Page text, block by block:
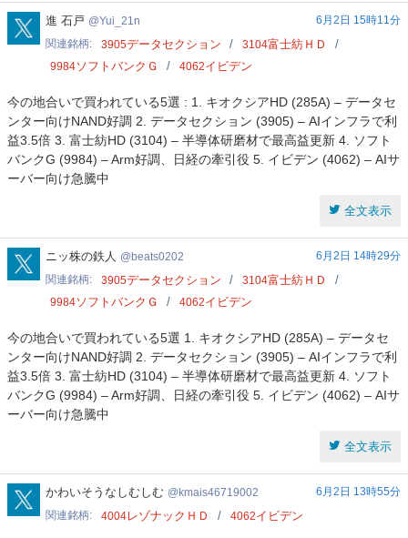
Yui_21n
進 石戸 Yui_21n
6月2日 15時11分
関連銘柄
3905データセクション 3104富士紡ＨＤ
9984ソフトバンクＧ 4062イビデン
今の地合いで買われている5選 : 1. キオクシアHD (285A) – データセ
ンター向けNAND好調 2. データセクション (3905) – AIインフラで利
益3.5倍 3. 富士紡HD (3104) – 半導体研磨材で最高益更新 4. ソフト
バンクG (9984) – Arm好調、日経の牽引役 5. イビデン (4062) – AIサ
ーバー向け急騰中
全文表示
beats0202
ニッ株の鉄人 beats0202
6月2日 14時29分
関連銘柄
3905データセクション 3104富士紡ＨＤ
9984ソフトバンクＧ 4062イビデン
今の地合いで買われている5選 1. キオクシアHD (285A) – データセ
ンター向けNAND好調 2. データセクション (3905) – AIインフラで利
益3.5倍 3. 富士紡HD (3104) – 半導体研磨材で最高益更新 4. ソフト
バンクG (9984) – Arm好調、日経の牽引役 5. イビデン (4062) – AIサ
ーバー向け急騰中
全文表示
kmais46719002
かわいそうなしむしむ kmais46719002
6月2日 13時55分
関連銘柄
4004レゾナックＨＤ 4062イビデン